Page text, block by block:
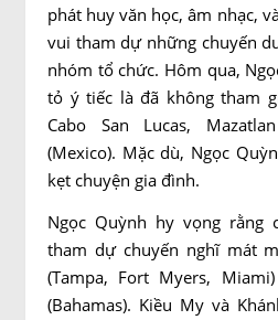
phát huy văn học, âm nhạc,
vui tham dự những chuyến
nhóm tổ chức. Hôm qua,
tỏ ý tiếc là đã không tham
Cabo San Lucas,
(Mexico). Mặc dù, Ngọc
kẹt chuyện gia đình.
Ngọc Quỳnh hy vọng rằng
tham dự chuyến nghĩ mát
(Tampa, Fort Myers,
(Bahamas). Kiều My và